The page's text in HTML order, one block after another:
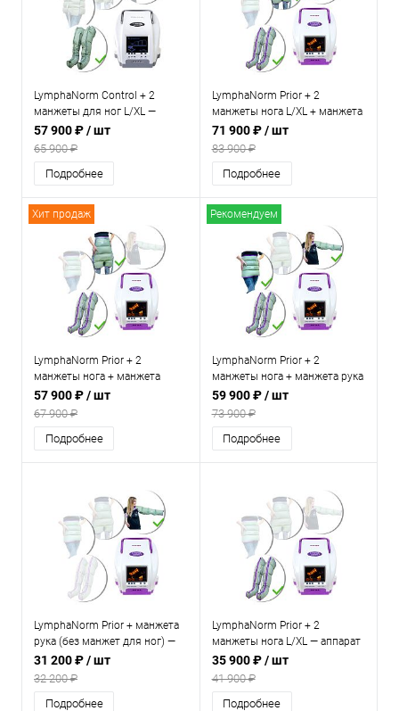
LymphaNorm Control + 2
манжеты для ног L/XL —
профессиональный аппарат
для прессотерапии и
лимфодренажа для дома и
салона красоты
57 900 ₽/ шт
65 900 ₽
Подробнее
LymphaNorm Prior + 2
манжеты нога L/XL + манжета
рука + шорты — аппарат для
прессотерапии и
лимфодренажа для дома
71 900 ₽/ шт
83 900 ₽
Подробнее
Хит продаж
LymphaNorm Prior + 2
манжеты нога + манжета
шорты — аппарат для
прессотерапии и
лимфодренажа для дома
57 900 ₽/ шт
67 900 ₽
Подробнее
Рекомендуем
LymphaNorm Prior + 2
манжеты нога + манжета рука
+ манжета талия — аппарат
для прессотерапии и
лимфодренажа для дома
59 900 ₽/ шт
73 900 ₽
Подробнее
LymphaNorm Prior + манжета
рука (без манжет для ног) —
аппарат для прессотерапии и
лимфодренажа для дома
31 200 ₽/ шт
32 200 ₽
Подробнее
LymphaNorm Prior + 2
манжеты нога L/XL — аппарат
для прессотерапии и
лимфодренажа для дома
35 900 ₽/ шт
41 900 ₽
Подробнее